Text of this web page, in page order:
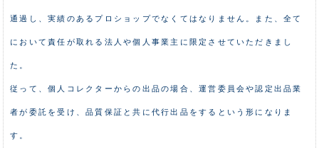
通過し、実績のあるプロショップでなくてはなりません。また、全て
において責任が取れる法人や個人事業主に限定させていただきまし
た。
従って、個人コレクターからの出品の場合、運営委員会や認定出品業
者が委託を受け、品質保証と共に代行出品をするという形になりま
す。